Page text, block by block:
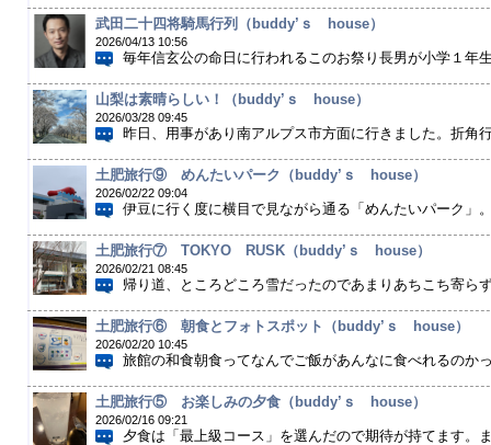
武田二十四将騎馬行列（buddy’ｓ house）
2026/04/13 10:56
毎年信玄公の命日に行われるこのお祭り長男が小学１年
山梨は素晴らしい！（buddy’ｓ house）
2026/03/28 09:45
昨日、用事があり南アルプス市方面に行きました。折角
土肥旅行⑨ めんたいパーク（buddy’ｓ house）
2026/02/22 09:04
伊豆に行く度に横目で見ながら通る「めんたいパーク」
土肥旅行⑦ TOKYO RUSK（buddy’ｓ house）
2026/02/21 08:45
帰り道、ところどころ雪だったのであまりあちこち寄ら
土肥旅行⑥ 朝食とフォトスポット（buddy’ｓ house）
2026/02/20 10:45
旅館の和食朝食ってなんでご飯があんなに食べれるのか
土肥旅行⑤ お楽しみの夕食（buddy’ｓ house）
2026/02/16 09:21
夕食は「最上級コース」を選んだので期待が持てます。